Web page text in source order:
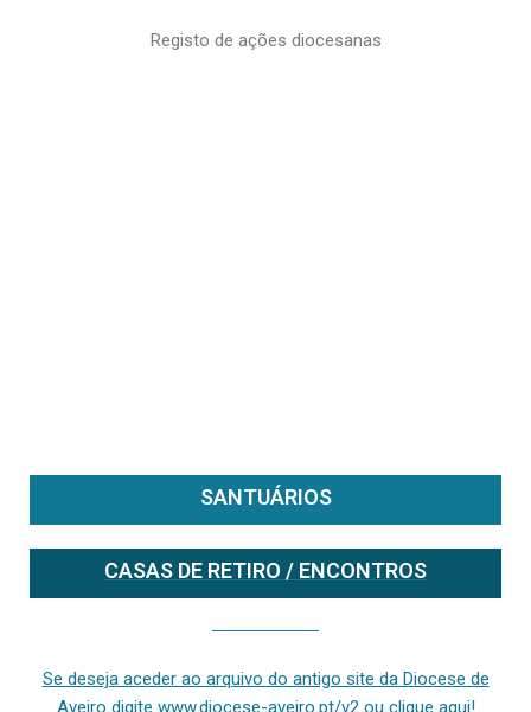
Registo de ações diocesanas
SANTUÁRIOS
CASAS DE RETIRO / ENCONTROS
Se deseja aceder ao arquivo do antigo site da Diocese de
Aveiro digite www.diocese-aveiro.pt/v2 ou clique aqui!